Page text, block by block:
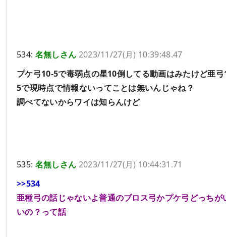
534: 名無しさん 2023/11/27(月) 10:39:48.47
プケ弓10-5で毒弱点の星10倒してる動画はみたけど亜
5で現時点で情報ないってことは無いんじゃね？
調べてないからワイは知らんけど
535: 名無しさん 2023/11/27(月) 10:44:31.71
>>534
亜種弓の話じゃないよ普通のブロス弓かプケ弓どっちが
いの？って話